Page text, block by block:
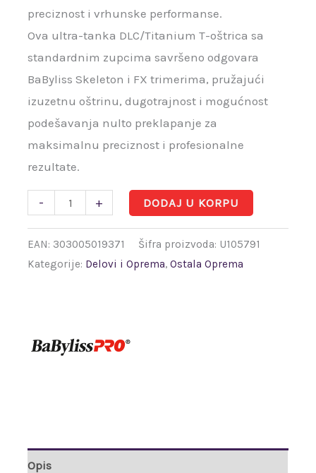
preciznost i vrhunske performanse.
Ova ultra-tanka DLC/Titanium T-oštrica sa
standardnim zupcima savršeno odgovara
BaByliss Skeleton i FX trimerima, pružajući
izuzetnu oštrinu, dugotrajnost i mogućnost
podešavanja nulto preklapanje za
maksimalnu preciznost i profesionalne
rezultate.
- + DODAJ U KORPU
EAN: 303005019371 Šifra proizvoda: U105791
Kategorije: Delovi i Oprema,Ostala Oprema
Opis